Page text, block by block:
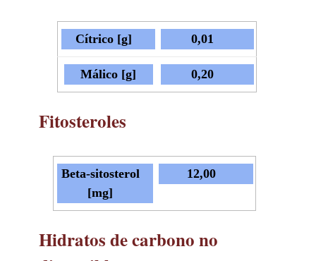
Cítrico [g] 0,01
Málico [g] 0,20
Fitosteroles
Beta-sitosterol
[mg]
12,00
Hidratos de carbono no